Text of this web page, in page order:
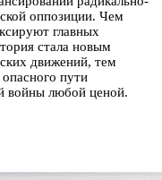
оппозиции. Чем
главных
стала новым
движений, тем
пути
войны любой ценой.